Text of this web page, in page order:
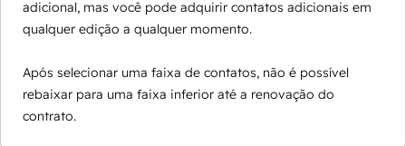
adicional, mas você pode adquirir contatos adicionais em
qualquer edição a qualquer momento.
Após selecionar uma faixa de contatos, não é possível
rebaixar para uma faixa inferior até a renovação do
contrato.